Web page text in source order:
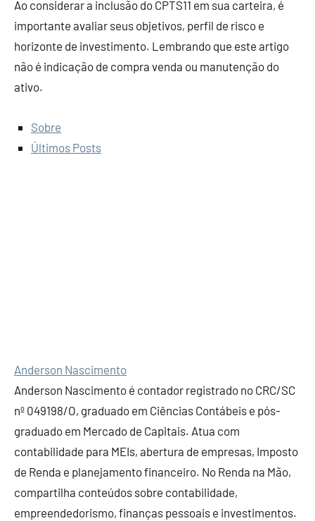
Ao considerar a inclusão do CPTS11 em sua carteira, é
importante avaliar seus objetivos, perfil de risco e
horizonte de investimento. Lembrando que este artigo
não é indicação de compra venda ou manutenção do
ativo.
Sobre
Últimos Posts
Anderson Nascimento
Anderson Nascimento é contador registrado no CRC/SC
nº 049198/O, graduado em Ciências Contábeis e pós-
graduado em Mercado de Capitais. Atua com
contabilidade para MEIs, abertura de empresas, Imposto
de Renda e planejamento financeiro. No Renda na Mão,
compartilha conteúdos sobre contabilidade,
empreendedorismo, finanças pessoais e investimentos.